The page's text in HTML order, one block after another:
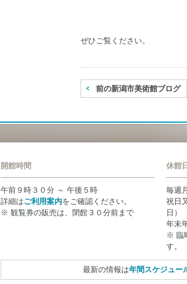
ぜひご覧ください。
前の新潟市美術館ブログ
開館時間
午前９時３０分 ～ 午後５時
詳細はご利用案内をご確認ください。
※ 観覧券の販売は、閉館３０分前まで
休館日
毎週
祝日
日）
年末
※ 臨
す。
最新の情報は年間スケジュー